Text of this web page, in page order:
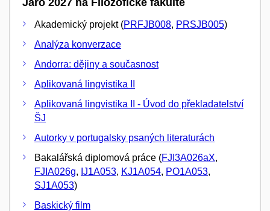
Jaro 2027 na Filozofické fakultě
Akademický projekt (PRFJB008, PRSJB005)
Analýza konverzace
Andorra: dějiny a současnost
Aplikovaná lingvistika II
Aplikovaná lingvistika II - Úvod do překladatelství
ŠJ
Autorky v portugalsky psaných literaturách
Bakalářská diplomová práce (FJI3A026aX,
FJIA026g, IJ1A053, KJ1A054, PO1A053,
SJ1A053)
Baskický film